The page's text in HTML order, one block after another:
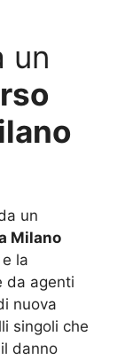
un
un
Milano
la
da agenti
nuova
singoli che
danno